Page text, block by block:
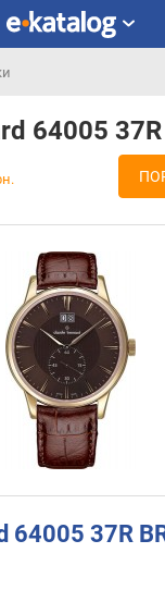
64005 37R
64005 37R